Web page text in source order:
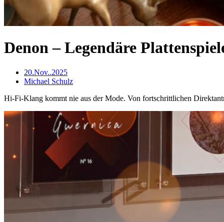
Denon – Legendäre
20.Nov..2025
Michael Schulz
Hi-Fi-Klang kommt nie aus der Mode. Von fortschrittlichen